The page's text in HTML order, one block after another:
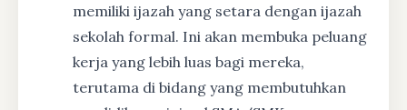
memiliki ijazah yang setara dengan ijazah
sekolah formal. Ini akan membuka peluang
kerja yang lebih luas bagi mereka,
terutama di bidang yang membutuhkan